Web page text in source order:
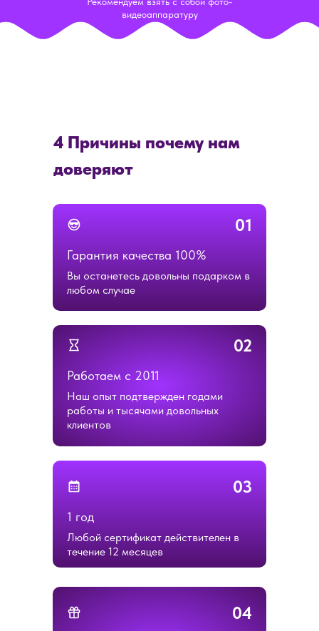
видеоаппаратуру
4 Причины почему нам
доверяют
01
Вы останетесь довольны подарком в
любом случае
04
Гарантия качества 100%
02
Работаем с 2011
Наш опыт подтвержден годами
работы и тысячами довольных
клиентов
03
1 год
Любой сертификат действителен в
течение 12 месяцев